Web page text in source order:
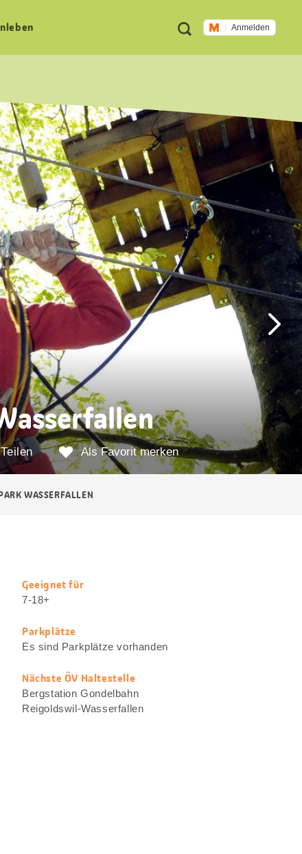
Meta
Navigation
Suche Anmelden
WASSERFALLEN
Als Favorit merken
Teilen
Nützliche
Informationen
Geeignet für
7-18+
Parkplätze
Es sind Parkplätze vorhanden
Nächste ÖV Haltestelle
Bergstation Gondelbahn
Reigoldswil-Wasserfallen